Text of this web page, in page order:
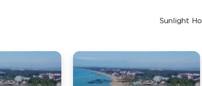
Sunlight